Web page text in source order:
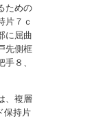
ための
片７ｃ
に屈曲
先側框
８、
、複層
保持片